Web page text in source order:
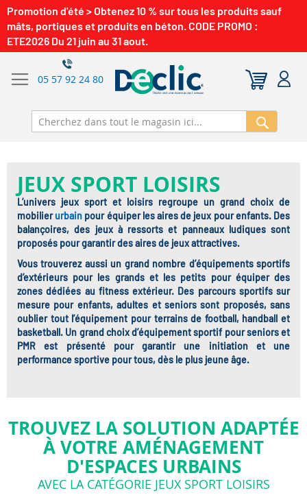
Promotion d'été > Obtenez 10 % sur tous les produits sauf
mâts, portiques et produits en béton. CODE PROMO :
ETE2026 Du 21 juin au 31 aout.
05 57 92 24 80
JEUX SPORT LOISIRS
L’univers jeux sport et loisirs regroupe un grand choix de
mobilierurbain pour équiper les aires de jeux pour enfants. Des
balançoires, des jeux à ressorts et panneaux ludiques sont
proposés pour garantir des aires de jeux attractives.
Vous trouverez aussi un grand nombre d’équipements sportifs
d’extérieurs pour les grands et les petits pour équiper des
zones dédiées au fitness extérieur. Des parcours sportifs sur
mesure pour enfants, adultes et seniors sont proposés, sans
oublier tout l’équipement pour terrains de football, handball et
basketball. Un grand choix d’équipement sportif pour seniors et
PMR est présenté pour garantir une initiation et une
performance sportive pour tous, dès le plus jeune âge.
TROUVEZ LA SOLUTION ADAPTÉE
À VOTRE AMÉNAGEMENT
D'ESPACES URBAINS
AVEC LA CATÉGORIE JEUX SPORT LOISIRS